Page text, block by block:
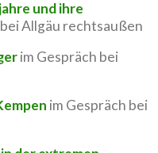
und ihre
Allgäu rechtsaußen
im Gespräch bei
im Gespräch bei